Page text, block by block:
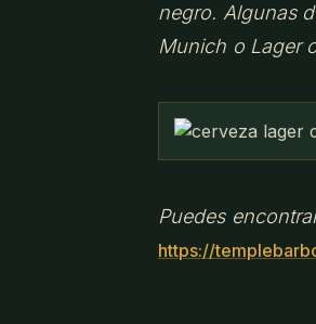
negro. Algunas
Munich o Lager
Puedes
https://